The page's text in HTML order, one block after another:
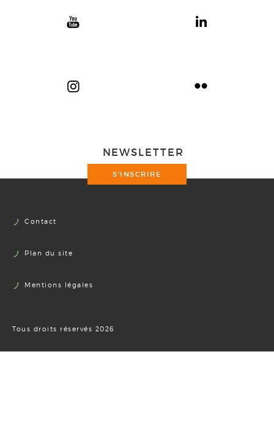
NEWSLETTER
S'INSCRIRE
Contact
Plan du site
Mentions légales
Tous droits réservés 2026